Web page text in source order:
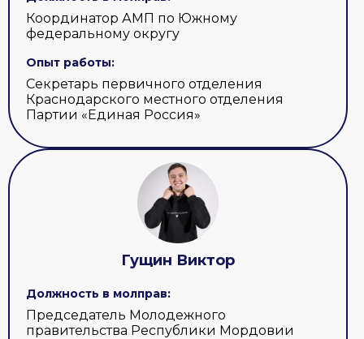
Координатор АМП по Южному
федеральному округу
Опыт работы:
Секретарь первичного отделения
Краснодарского местного отделения
Партии «Единая Россия»
Гущин Виктор
Должность в молправ:
Председатель Молодежного
правительства Республики Мордовии